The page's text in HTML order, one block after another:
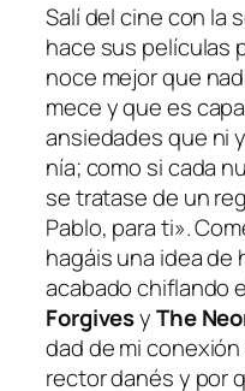
Salí del ci­ne con la
ha­ce sus pe­lí­cu­las
no­ce me­jor que
me­ce y que es
an­sie­da­des que ni
nía; co­mo si ca­da
se tra­ta­se de un
Pablo, pa­ra ti».
ha­gáis una idea de
aca­ba­do chi­flan­do
ForgivesyThe
dad de mi
rec­tor da­nés y por